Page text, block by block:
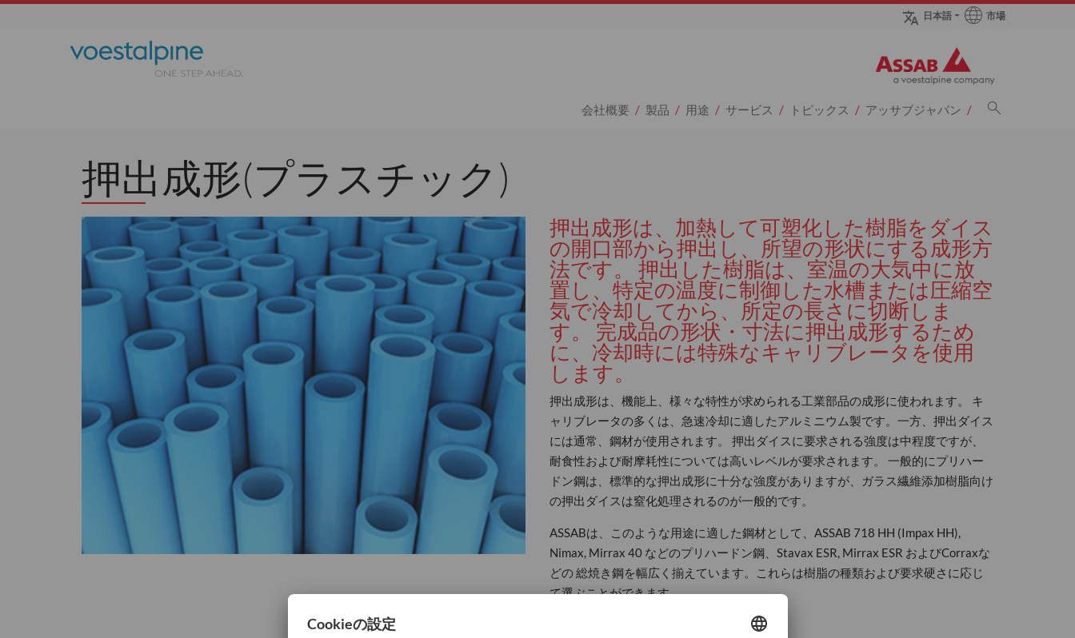
日本語 市場
sページへ
会社概要 製品 用途 サービス トピックス アッサブジャパン
押出成形(プラスチック)
押出成形は、加熱して可塑化した樹脂をダイス
の開口部から押出し、所望の形状にする成形方
法です。 押出した樹脂は、室温の大気中に放
置し、特定の温度に制御した水槽または圧縮空
気で冷却してから、所定の長さに切断しま
す。 完成品の形状・寸法に押出成形するため
に、冷却時には特殊なキャリブレータを使用
します。
押出成形は、機能上、様々な特性が求められる工業部品の成形に使われます。 キ
ャリブレータの多くは、急速冷却に適したアルミニウム製です。一方、押出ダイス
には通常、鋼材が使用されます。 押出ダイスに要求される強度は中程度ですが、
耐食性および耐摩耗性については高いレベルが要求されます。 一般的にプリハー
ドン鋼は、標準的な押出成形に十分な強度がありますが、ガラス繊維添加樹脂向け
の押出ダイスは窒化処理されるのが一般的です。
ASSABは、このような用途に適した鋼材として、ASSAB 718 HH (Impax HH),
Nimax, Mirrax 40 などのプリハードン鋼、Stavax ESR, Mirrax ESR およびCorraxな
どの 総焼き鋼を幅広く揃えています。これらは樹脂の種類および要求硬さに応じ
て選ぶことができます。